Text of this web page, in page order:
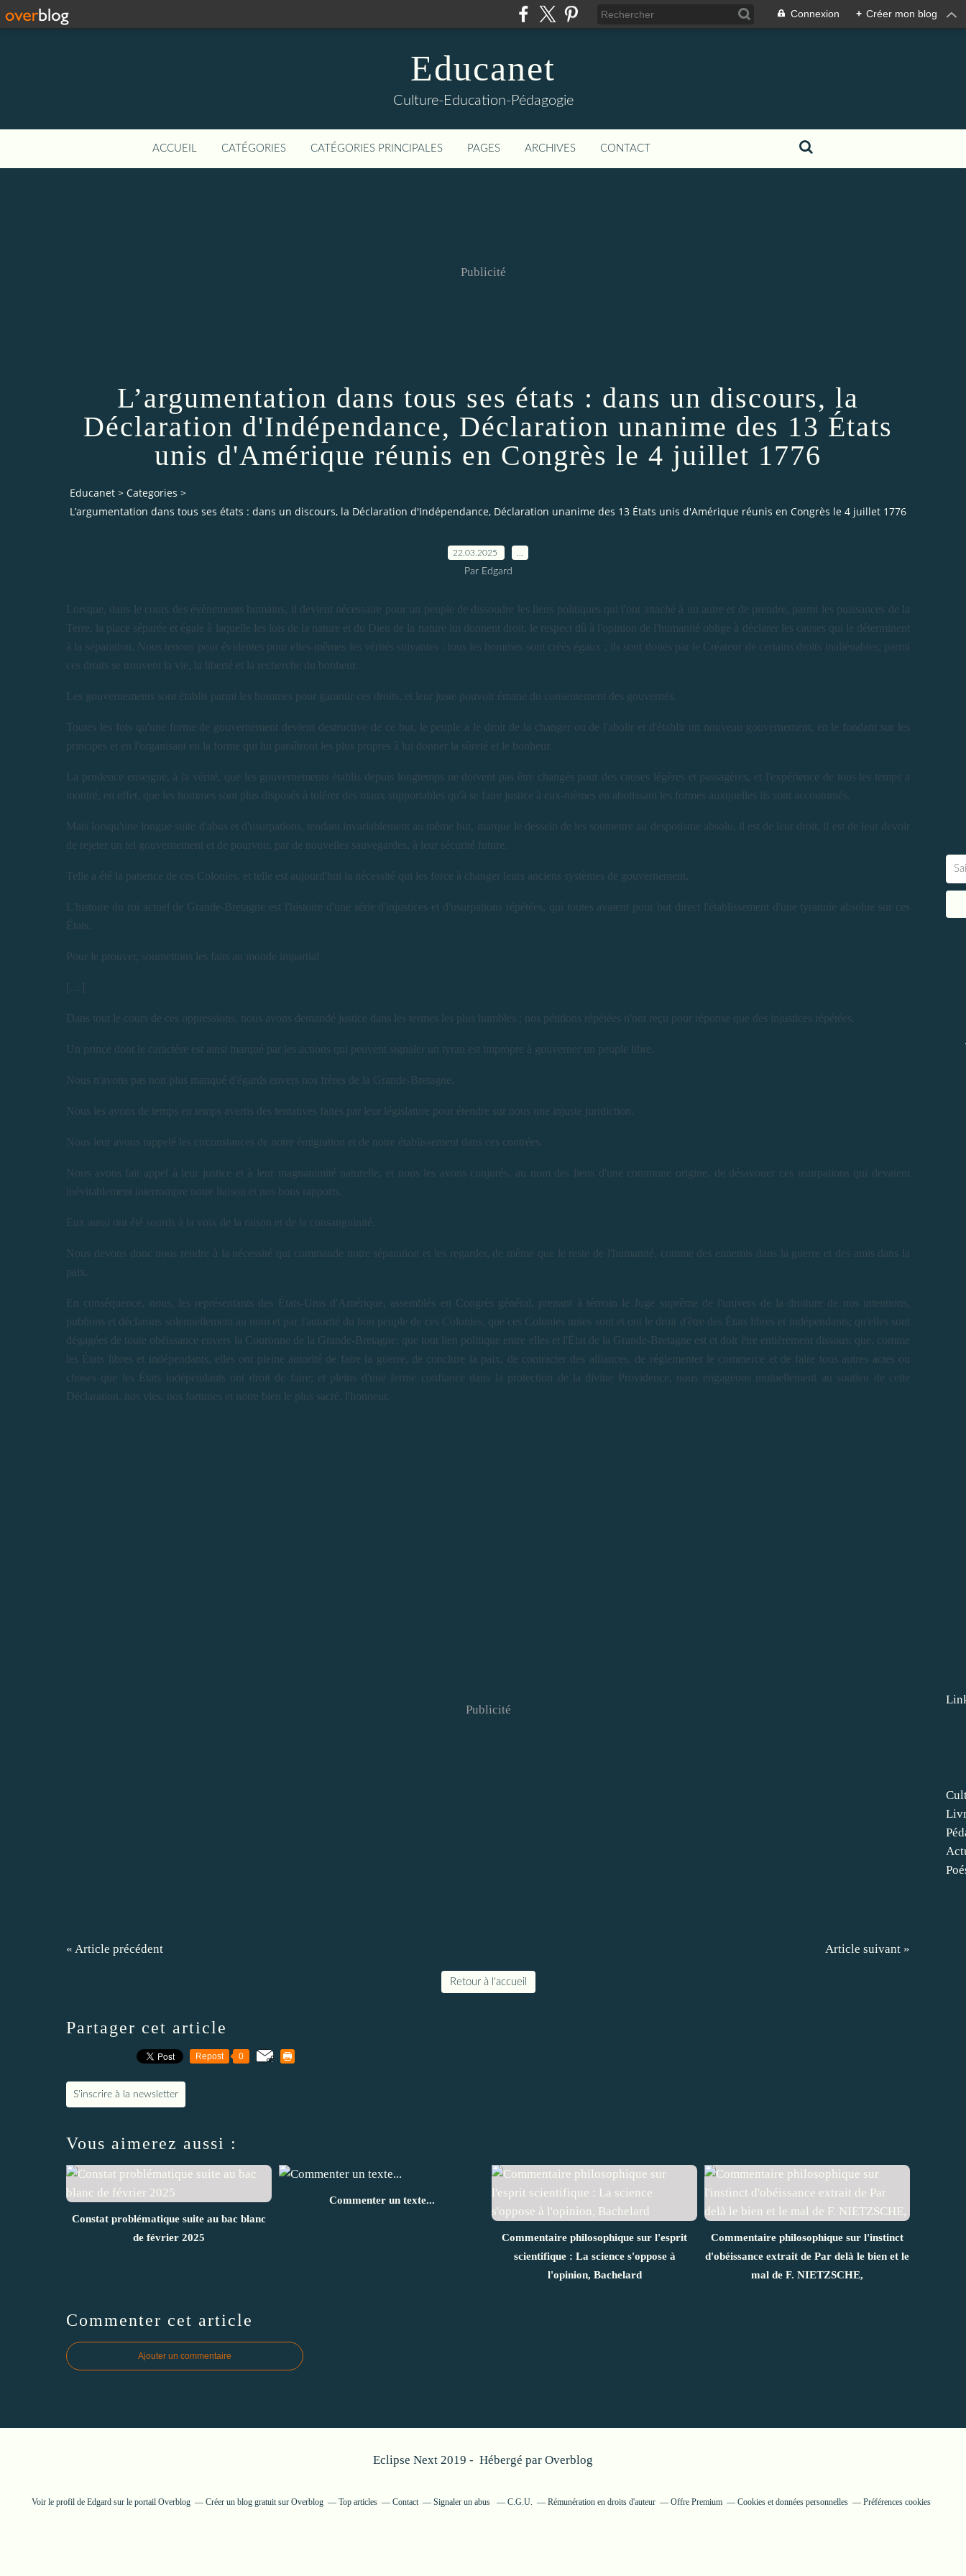
Connexion + Créer mon blog
Educanet
Culture-Education-Pédagogie
ACCUEIL CATÉGORIES CATÉGORIES PRINCIPALES PAGES ARCHIVES CONTACT
Publicité
L’argumentation dans tous ses états : dans un discours, la
Déclaration d'Indépendance, Déclaration unanime des 13 États
unis d'Amérique réunis en Congrès le 4 juillet 1776
Educanet > Categories >
L’argumentation dans tous ses états : dans un discours, la Déclaration d'Indépendance, Déclaration unanime des 13 États unis d'Amérique réunis en Congrès le 4 juillet 1776
22.03.2025
Par Edgard
Lorsque, dans le cours des événements humains, il devient nécessaire pour un peuple de dissoudre les liens politiques qui l'ont attaché à un autre et de prendre, parmi les puissances de la
Terre, la place séparée et égale à laquelle les lois de la nature et du Dieu de la nature lui donnent droit, le respect dû à l'opinion de l'humanité oblige à déclarer les causes qui le déterminent
à la séparation. Nous tenons pour évidentes pour elles-mêmes les vérités suivantes : tous les hommes sont créés égaux ; ils sont doués par le Créateur de certains droits inaliénables; parmi
ces droits se trouvent la vie, la liberté et la recherche du bonheur.
Les gouvernements sont établis parmi les hommes pour garantir ces droits, et leur juste pouvoir émane du consentement des gouvernés.
Toutes les fois qu'une forme de gouvernement devient destructive de ce but, le peuple a le droit de la changer ou de l'abolir et d'établir un nouveau gouvernement, en le fondant sur les
principes et en l'organisant en la forme qui lui paraîtront les plus propres à lui donner la sûreté et le bonheur.
La prudence enseigne, à la vérité, que les gouvernements établis depuis longtemps ne doivent pas être changés pour des causes légères et passagères, et l'expérience de tous les temps a
montré, en effet, que les hommes sont plus disposés à tolérer des maux supportables qu'à se faire justice à eux-mêmes en abolissant les formes auxquelles ils sont accoutumés.
Mais lorsqu'une longue suite d'abus et d'usurpations, tendant invariablement au même but, marque le dessein de les soumettre au despotisme absolu, il est de leur droit, il est de leur devoir
de rejeter un tel gouvernement et de pourvoir, par de nouvelles sauvegardes, à leur sécurité future.
Telle a été la patience de ces Colonies, et telle est aujourd'hui la nécessité qui les force à changer leurs anciens systèmes de gouvernement.
L'histoire du roi actuel de Grande-Bretagne est l'histoire d'une série d'injustices et d'usurpations répétées, qui toutes avaient pour but direct l'établissement d'une tyrannie absolue sur ces
États.
Pour le prouver, soumettons les faits au monde impartial
[…]
Dans tout le cours de ces oppressions, nous avons demandé justice dans les termes les plus humbles ; nos pétitions répétées n'ont reçu pour réponse que des injustices répétées.
Un prince dont le caractère est ainsi marqué par les actions qui peuvent signaler un tyran est impropre à gouverner un peuple libre.
Nous n'avons pas non plus manqué d'égards envers nos frères de la Grande-Bretagne.
Nous les avons de temps en temps avertis des tentatives faites par leur législature pour étendre sur nous une injuste juridiction.
Nous leur avons rappelé les circonstances de notre émigration et de notre établissement dans ces contrées.
Nous avons fait appel à leur justice et à leur magnanimité naturelle, et nous les avons conjurés, au nom des liens d'une commune origine, de désavouer ces usurpations qui devaient
inévitablement interrompre notre liaison et nos bons rapports.
Eux aussi ont été sourds à la voix de la raison et de la consanguinité.
Nous devons donc nous rendre à la nécessité qui commande notre séparation et les regarder, de même que le reste de l'humanité, comme des ennemis dans la guerre et des amis dans la
paix.
En conséquence, nous, les représentants des États-Unis d'Amérique, assemblés en Congrès général, prenant à témoin le Juge suprême de l'univers de la droiture de nos intentions,
publions et déclarons solennellement au nom et par l'autorité du bon peuple de ces Colonies, que ces Colonies unies sont et ont le droit d'être des États libres et indépendants; qu'elles sont
dégagées de toute obéissance envers la Couronne de la Grande-Bretagne; que tout lien politique entre elles et l'État de la Grande-Bretagne est et doit être entièrement dissous; que, comme
les États libres et indépendants, elles ont pleine autorité de faire la guerre, de conclure la paix, de contracter des alliances, de réglementer le commerce et de faire tous autres actes ou
choses que les États indépendants ont droit de faire; et pleins d'une ferme confiance dans la protection de la divine Providence, nous engageons mutuellement au soutien de cette
Déclaration, nos vies, nos fortunes et notre bien le plus sacré, l'honneur.
Publicité
« Article précédent Article suivant »
Retour à l'accueil
Partager cet article
Repost 0
S'inscrire à la newsletter
Vous aimerez aussi :
Constat problématique suite au bac blanc
de février 2025
Commenter un texte...
Commentaire philosophique sur l'esprit
scientifique : La science s'oppose à
l'opinion, Bachelard
Commentaire philosophique sur l'instinct
d'obéissance extrait de Par delà le bien et le
mal de F. NIETZSCHE,
Commenter cet article
Ajouter un commentaire
Eclipse Next 2019 - Hébergé par Overblog
Voir le profil de Edgardsur le portail Overblog Créer un blog gratuit sur Overblog Top articles Contact Signaler un abus C.G.U. Rémunération en droits d'auteur Offre Premium Cookies et données personnelles Préférences cookies